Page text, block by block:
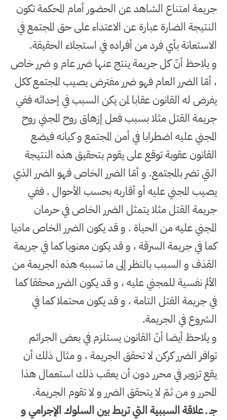
جريمة امتناع الشاهد عن الحضور أمام المحكمة تكون
النتيجة الضارة عبارة عن الاعتداء على حق المجتمع في
الاستعانة بأي فرد من أفراده في استجلاء الحقيقة.
و يلاحظ أنّ كل جريمة ينتج عنها ضرر عام و ضرر خاص
، أمّا الضرر العام فهو ضرر مفترض يصيب المجتمع ككل
يفرض له القانون عقابا لمن يكن السبب في إحداثه ففي
جريمة القتل مثلا بسبب فعل إزهاق روح المجني روح
المجني عليه اضطرابا في أمن المجتمع و كيانه فيضع
القانون عقوبة توقع على يقوم بتحقيق هذه النتيجة
التي تضر بالمجتمع. و أمّا الضرر الخاص فهو الضرر الذي
يصيب المجني عليه أو أقاربه بحسب الأحوال . ففي
جريمة القتل مثلا يتمثل الضرر الخاص في حرمان
المجني عليه من الحياة . و قد يكون الضرر الخاص ماديا
كما في جريمة السرقة ، و قد يكون معنويا كما في جريمة
القذف و السبب بالنظر إلى ما تسببه هذه الجريمة من
الألم نفسية للمجني عليه ، و قد يكون الضرر محققا كما
في جريمة القتل التامة ، و قد يكون محتملا كما في
الشروع في الجريمة.
و يلاحظ أيضا أنّ القانون يستلزم في بعض الجرائم
توافر الضرر كركن لا تحقق الجريمة ، و مثال ذلك أن
يقع تزوير في محرر دون أن يعقب ذلك استعمال هذا
المحرر و من ثمّ لا يتحقق الضرر و لا تقوم الجريمة.
جـ ـ علاقة السببية التي تربط بين السلوك الإجرامي و